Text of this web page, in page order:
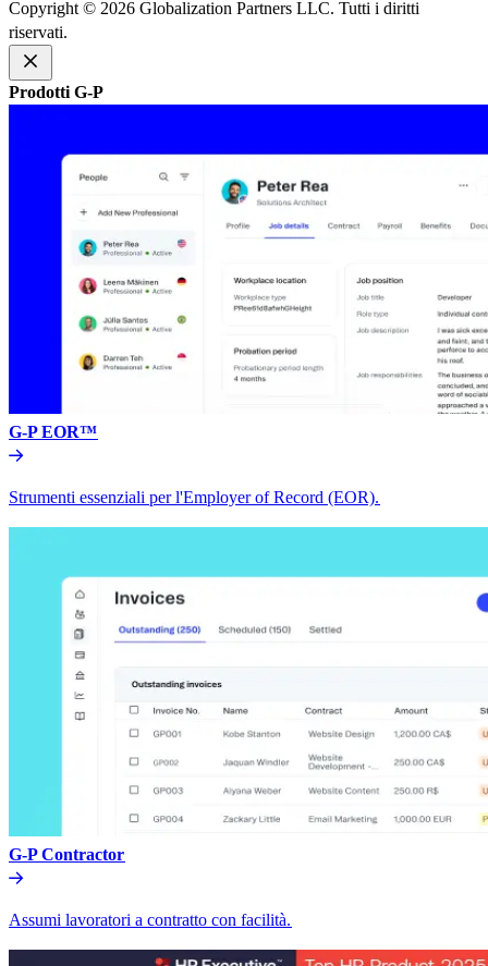
Copyright © 2026 Globalization Partners LLC. Tutti i diritti
riservati.​​
Prodotti G-P​​
G-P EOR™​​
Strumenti essenziali per l'Employer of Record (EOR).​​
G-P Contractor​​
Assumi lavoratori a contratto con facilità.​​